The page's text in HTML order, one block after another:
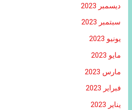
ديسمبر 2023
سبتمبر 2023
يونيو 2023
مايو 2023
مارس 2023
فبراير 2023
يناير 2023